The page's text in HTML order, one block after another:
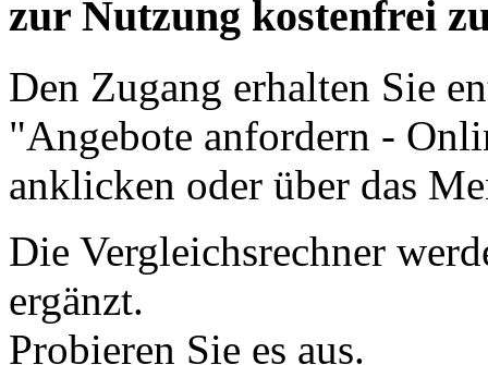
zur Nutzung kostenfrei
Den Zugang erhalten Sie
"Angebote anfordern -
anklicken oder über das
Die Vergleichsrechner
ergänzt.
Probieren Sie es aus.